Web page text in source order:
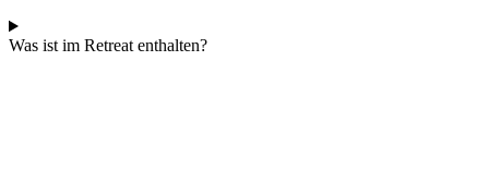
Was ist im Retreat enthalten?